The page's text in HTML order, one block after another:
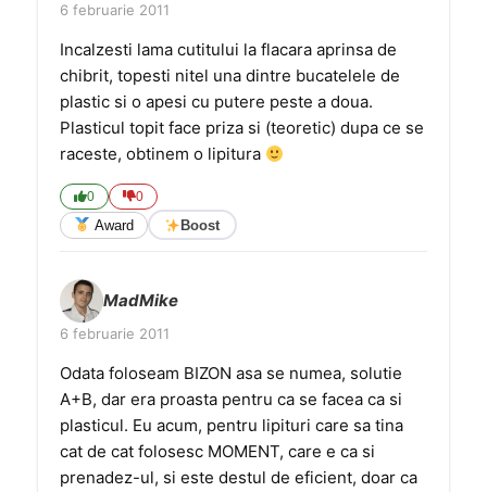
6 februarie 2011
Incalzesti lama cutitului la flacara aprinsa de
chibrit, topesti nitel una dintre bucatelele de
plastic si o apesi cu putere peste a doua.
Plasticul topit face priza si (teoretic) dupa ce se
raceste, obtinem o lipitura
0 0
Award Boost
MadMike
6 februarie 2011
Odata foloseam BIZON asa se numea, solutie
A+B, dar era proasta pentru ca se facea ca si
plasticul. Eu acum, pentru lipituri care sa tina
cat de cat folosesc MOMENT, care e ca si
prenadez-ul, si este destul de eficient, doar ca